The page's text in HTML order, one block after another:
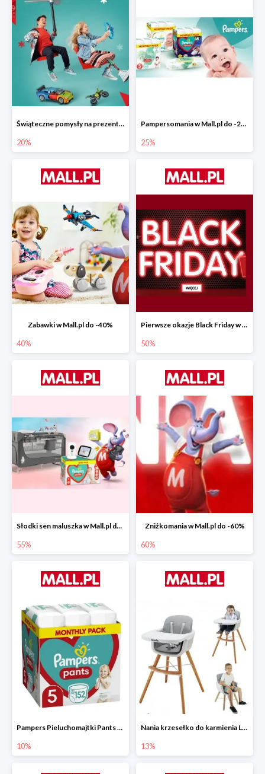
Świąteczne pomysły na prezenty od LEGO w Mall.pl do -20%
20%
Pampersomania w Mall.pl do -25%
25%
Zabawki w Mall.pl do -40%
40%
Pierwsze okazje Black Friday w Mall.pl do -50%
50%
Słodki sen maluszka w Mall.pl do -55%
55%
Zniżkomania w Mall.pl do -60%
60%
Pampers Pieluchomajtki Pants 5 (12-17 kg) 152 szt.
10%
Nania krzesełko do karmienia LUNA 2w1
13%